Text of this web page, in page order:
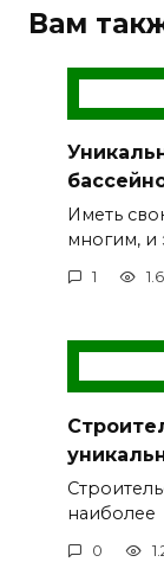
Вам
Иметь
многим, и
1
наиболее
0